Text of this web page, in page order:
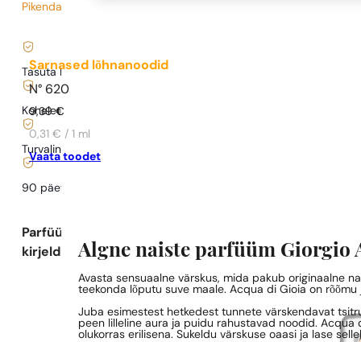
Sarnased lõhnanoodid
N° 620
9,39€
0,31 € / 1 ml
Vaata toodet
Pikendatud tarneaeg
Tasuta kohaletoimetamine alates
Kohaletoimetamine alates
Turvaline ostlemine ja maksed
90 päeva
Parfüümi
kirjeldus
Algne naiste parfüüm Giorgio
Avasta sensuaalne värskus, mida pakub originaalne
teekonda lõputu suve maale. Acqua di Gioia on
Juba esimestest hetkedest tunnete värskendavat
peen lilleline aura ja puidu rahustavad noodid.
olukorras erilisena. Sukeldu värskuse oaasi ja lase